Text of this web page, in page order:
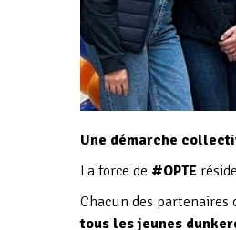
Une démarche
La force de #OPTE
Chacun des
tous les jeunes